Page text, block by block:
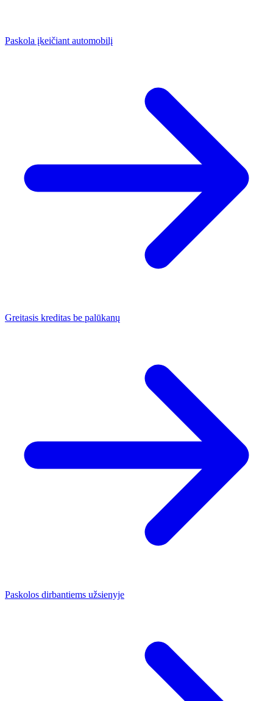
Paskola įkeičiant automobilį
Greitasis kreditas be palūkanų
Paskolos dirbantiems užsienyje